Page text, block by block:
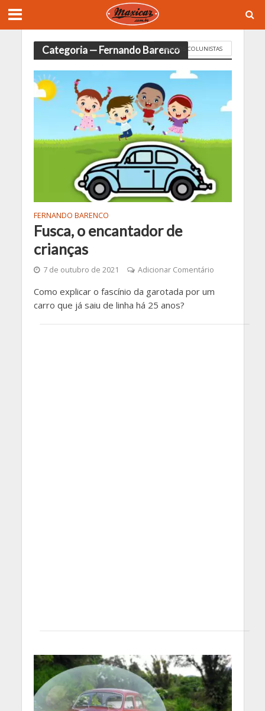
Categoria — Fernando BarencoNOSSOS COLUNISTAS
FERNANDO BARENCO
Fusca, o encantador de
crianças
7 de outubro de 2021 Adicionar Comentário
Como explicar o fascínio da garotada por um
carro que já saiu de linha há 25 anos?